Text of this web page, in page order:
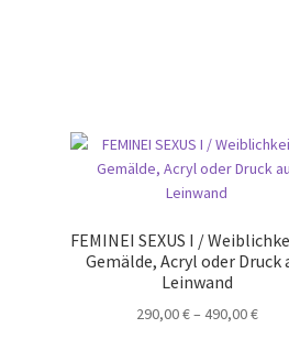
FEMINEI SEXUS I /
Gemälde, Acryl oder Druck
Leinwand
290,00€– 490,00€